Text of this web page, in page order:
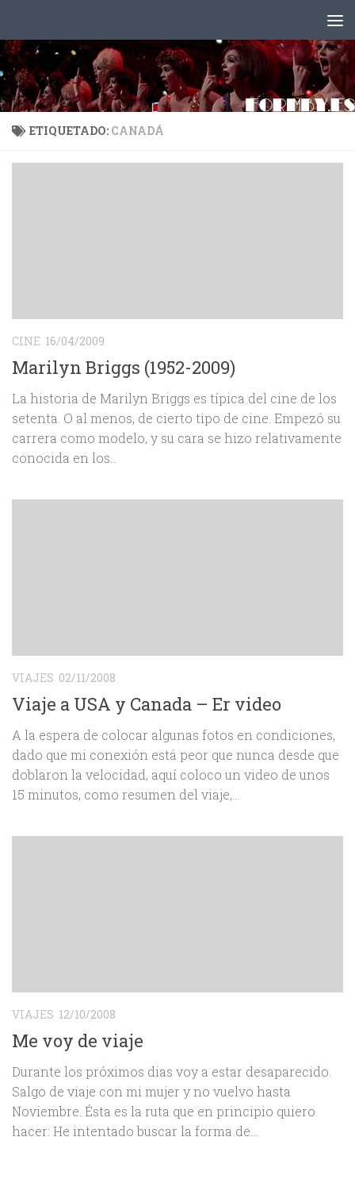
ETIQUETADO: CANADÁ
CINE 16/04/2009
Marilyn Briggs (1952-2009)
La historia de Marilyn Briggs es típica del cine de los
setenta. O al menos, de cierto tipo de cine. Empezó su
carrera como modelo, y su cara se hizo relativamente
conocida en los...
VIAJES 02/11/2008
Viaje a USA y Canada – Er video
A la espera de colocar algunas fotos en condiciones,
dado que mi conexión está peor que nunca desde que
doblaron la velocidad, aquí coloco un video de unos
15 minutos, como resumen del viaje,...
VIAJES 12/10/2008
Me voy de viaje
Durante los próximos dias voy a estar desaparecido.
Salgo de viaje con mi mujer y no vuelvo hasta
Noviembre. Ésta es la ruta que en principio quiero
hacer: He intentado buscar la forma de...